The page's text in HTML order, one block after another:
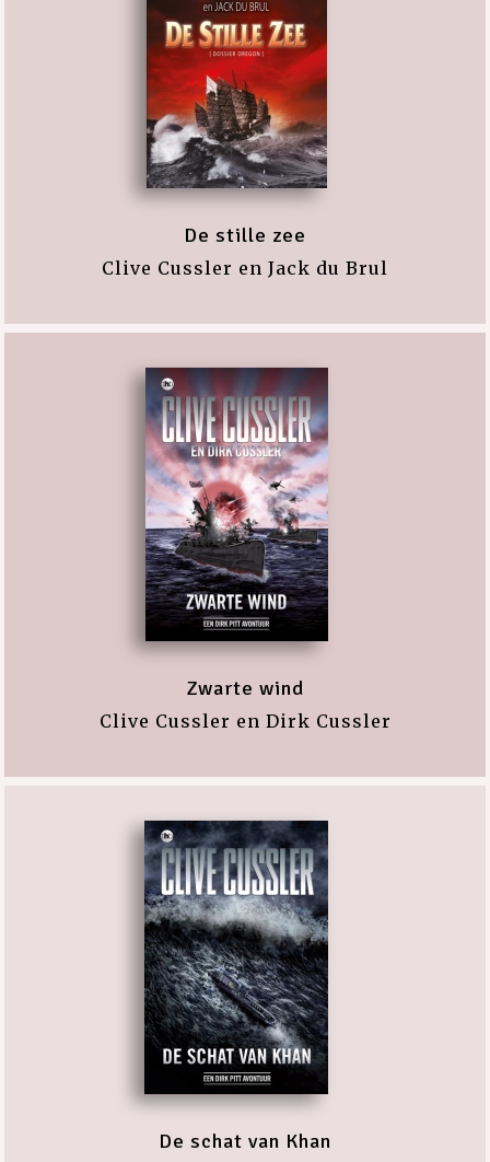
De stille zee
Clive Cussler en Jack du Brul
Zwarte wind
Clive Cussler en Dirk Cussler
De schat van Khan